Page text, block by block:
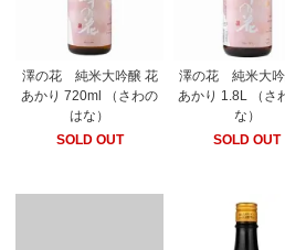
澤の花 純米大吟醸 花
あかり 720ml （さわの
はな）
SOLD OUT
澤の花 純米大
あかり 1.8L （さ
な）
SOLD OUT